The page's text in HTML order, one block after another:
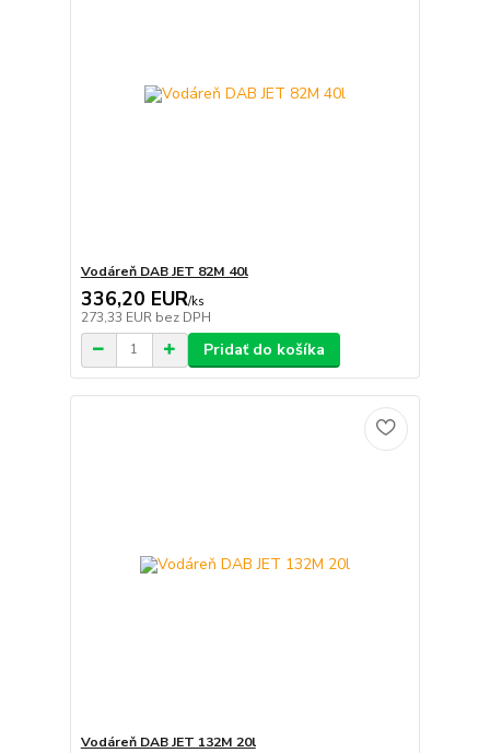
Vodáreň DAB JET 82M 40l
336,20 EUR/ks
273,33 EUR bez DPH
Pridať do košíka
Vodáreň DAB JET 132M 20l